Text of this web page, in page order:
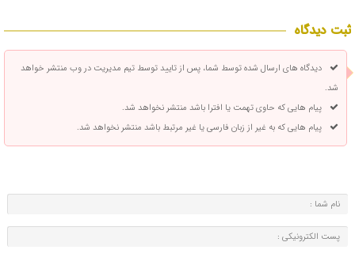
ثبت دیدگاه
دیدگاه های ارسال شده توسط شما، پس از تایید توسط تیم مدیریت در وب منتشر خواهد
شد.
پیام هایی که حاوی تهمت یا افترا باشد منتشر نخواهد شد.
پیام هایی که به غیر از زبان فارسی یا غیر مرتبط باشد منتشر نخواهد شد.